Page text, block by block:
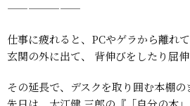
———————
仕事に疲れると、PCやゲラから離れ
玄関の外に出て、
背伸びをしたり屈伸
その延長で、デスクを取り囲む本棚の